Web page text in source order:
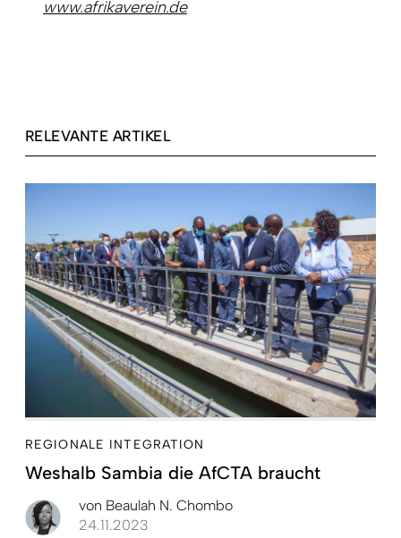
www.afrikaverein.de
RELEVANTE ARTIKEL
REGIONALE INTEGRATION
Weshalb Sambia die AfCTA braucht
von Beaulah N. Chombo
24.11.2023